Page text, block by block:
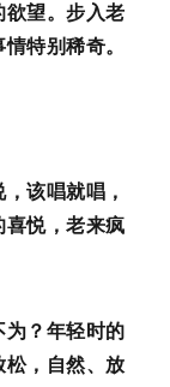
欲望。步入老
特别稀奇。
该唱就唱，
喜悦，老来疯
为？年轻时的
松，自然、放